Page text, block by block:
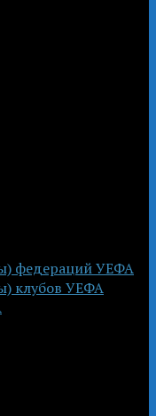
федераций УЕФА
клубов УЕФА